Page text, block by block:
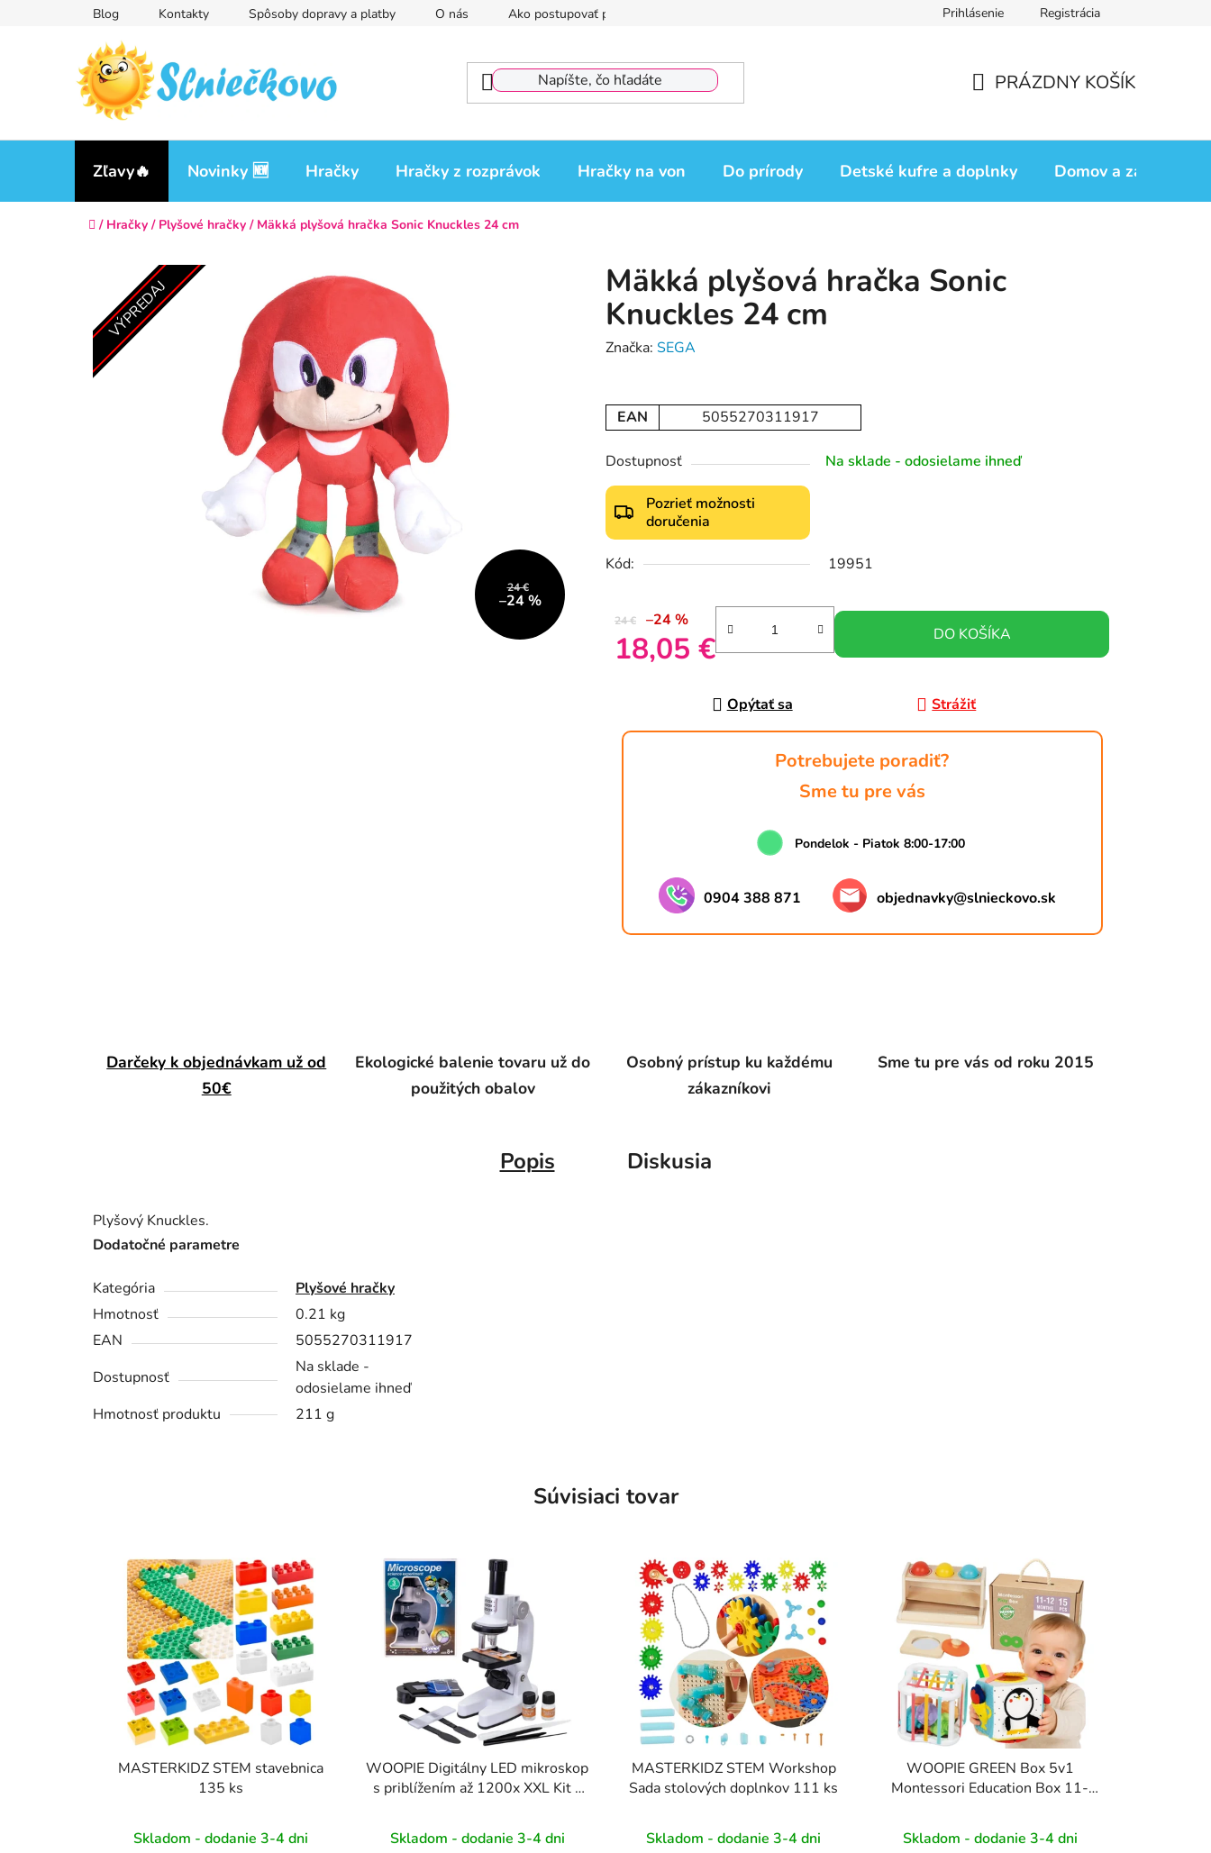
Blog Kontakty Spôsoby dopravy a platby O nás Ako postupovať pri reklamácii Vrátenie tovaru Obchodné podmienky
Prihlásenie Registrácia
KOŠÍK
PRÁZDNY KOŠÍK
Zľavy🔥 Novinky 🆕 Hračky Hračky z rozprávok Hračky na von Do prírody Detské kufre a doplnky Domov a záhrada
Domov
/ Hračky / Plyšové hračky / Mäkká plyšová hračka Sonic Knuckles 24 cm
Mäkká plyšová hračka Sonic
Knuckles 24 cm
Značka: SEGA
EAN 5055270311917
Dostupnosť Na sklade - odosielame ihneď
Pozrieť možnosti
doručenia
Kód: 19951
24 € –24 %
18,05 € DO KOŠÍKA
Opýtať sa Strážiť
Potrebujete poradiť?
Sme tu pre vás
Pondelok - Piatok 8:00-17:00
0904 388 871 objednavky@slnieckovo.sk
VÝPREDAJ
24 €
–24 %
Darčeky k objednávkam už od
50€
Ekologické balenie tovaru už do
použitých obalov
Osobný prístup ku každému
zákazníkovi
Sme tu pre vás od roku 2015
Popis Diskusia
Plyšový Knuckles.
Dodatočné parametre
Kategória
Plyšové hračky
Hmotnosť
0.21 kg
EAN
5055270311917
Dostupnosť
Na sklade -
odosielame ihneď
Hmotnosť produktu
211 g
Súvisiaci tovar
MASTERKIDZ STEM stavebnica
135 ks
Skladom - dodanie 3-4 dni
WOOPIE Digitálny LED mikroskop
s priblížením až 1200x XXL Kit s
Skladom - dodanie 3-4 dni
MASTERKIDZ STEM Workshop
Sada stolových doplnkov 111 ks
Skladom - dodanie 3-4 dni
WOOPIE GREEN Box 5v1
Montessori Education Box 11-
Skladom - dodanie 3-4 dni